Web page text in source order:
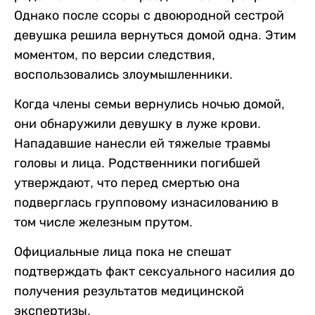
Однако после ссоры с двоюродной сестрой
девушка решила вернуться домой одна. Этим
моментом, по версии следствия,
воспользовались злоумышленники.
Когда члены семьи вернулись ночью домой,
они обнаружили девушку в луже крови.
Нападавшие нанесли ей тяжелые травмы
головы и лица. Родственники погибшей
утверждают, что перед смертью она
подверглась групповому изнасилованию в
том числе железным прутом.
Официальные лица пока не спешат
подтверждать факт сексуального насилия до
получения результатов медицинской
экспертизы.